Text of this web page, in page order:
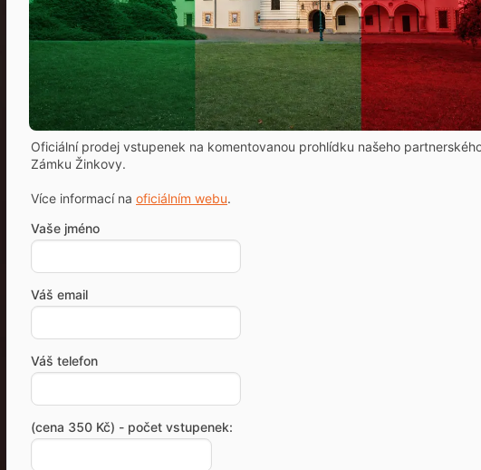
Oficiální prodej vstupenek na komentovanou prohlídku našeho
Zámku Žinkovy.
Více informací na oficiálním webu.
Vaše jméno
Váš email
Váš telefon
(cena 350 Kč) - počet vstupenek: